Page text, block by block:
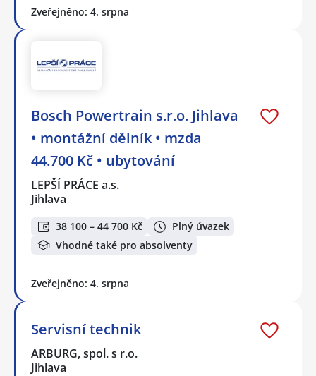
Zveřejněno: 4. srpna
Bosch Powertrain s.r.o. Jihlava
• montážní dělník • mzda
44.700 Kč • ubytování
LEPŠÍ PRÁCE a.s.
Jihlava
38 100 – 44 700 Kč
Plný úvazek
Vhodné také pro absolventy
Zveřejněno: 4. srpna
Servisní technik
ARBURG, spol. s r.o.
Jihlava